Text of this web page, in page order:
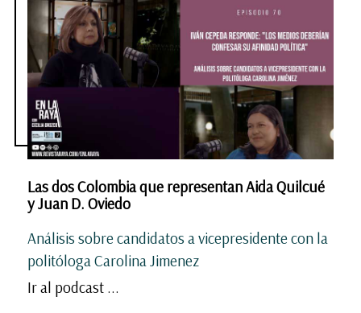
Las dos Colombia que representan Aida Quilcué
y Juan D. Oviedo
Análisis sobre candidatos a vicepresidente con la
politóloga Carolina Jimenez
Ir al podcast ...